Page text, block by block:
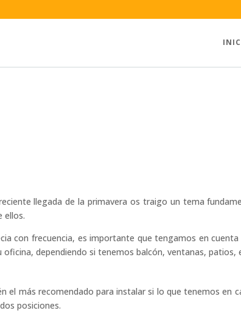
llegada de la primavera os traigo un tema
ellos.
con frecuencia, es importante que tengamos en
dependiendo si tenemos balcón, ventanas, patios,
el más recomendado para instalar si lo que tenemos en
posiciones.